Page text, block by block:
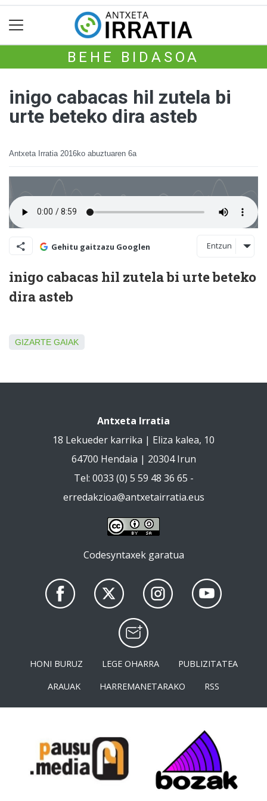
BEHE BIDASOA
inigo cabacas hil zutela bi
urte beteko dira asteb
Antxeta Irratia 2016ko abuztuaren 6a
Gehitu gaitzazu Googlen Entzun
inigo cabacas hil zutela bi urte beteko
dira asteb
GIZARTE GAIAK
Antxeta Irratia
18 Lekueder karrika | Eliza kalea, 10
64700 Hendaia | 20304 Irun
Tel: 0033 (0) 5 59 48 36 65 -
erredakzioa@antxetairratia.eus
Codesyntaxek garatua
HONI BURUZ LEGE OHARRA
PUBLIZITATEA
ARAUAK
HARREMANETARAKO RSS